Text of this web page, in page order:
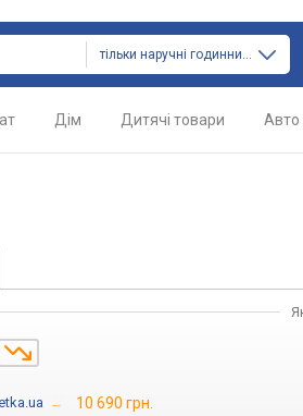
тільки наручні годинники
Дім Дитячі товари Авто
→
10 690 грн.